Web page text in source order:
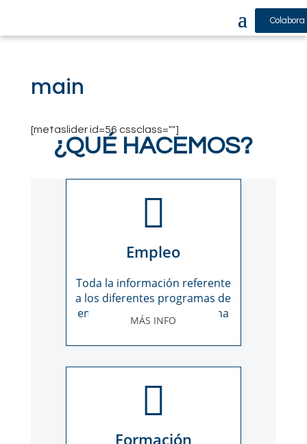
Colabora
main
[metaslider id=56 cssclass=""]
¿QUÉ HACEMOS?
Empleo
Toda la información referente
a los diferentes programas de
empleo que están en marcha
MÁS INFO
Formación